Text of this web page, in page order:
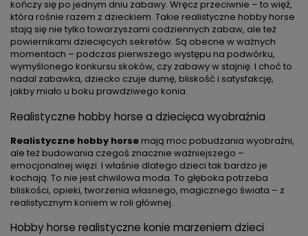
kończy się po jednym dniu zabawy. Wręcz przeciwnie – to więź,
która rośnie razem z dzieckiem. Takie realistyczne hobby horse
stają się nie tylko towarzyszami codziennych zabaw, ale też
powiernikami dziecięcych sekretów. Są obecne w ważnych
momentach – podczas pierwszego występu na podwórku,
wymyślonego konkursu skoków, czy zabawy w stajnię. I choć to
nadal zabawka, dziecko czuje dumę, bliskość i satysfakcję,
jakby miało u boku prawdziwego konia.
Realistyczne hobby horse a dziecięca wyobraźnia
Realistyczne hobby horsemają moc pobudzania wyobraźni,
ale też budowania czegoś znacznie ważniejszego –
emocjonalnej więzi. I właśnie dlatego dzieci tak bardzo je
kochają. To nie jest chwilowa moda. To głęboka potrzeba
bliskości, opieki, tworzenia własnego, magicznego świata – z
realistycznym koniem w roli głównej.
Hobby horse realistyczne konie marzeniem dzieci